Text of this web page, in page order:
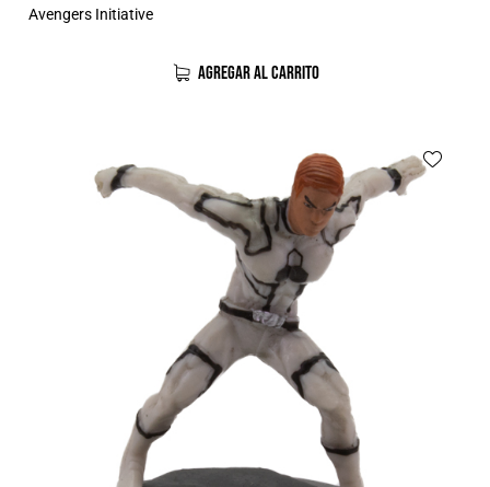
Avengers Initiative
AGREGAR AL CARRITO